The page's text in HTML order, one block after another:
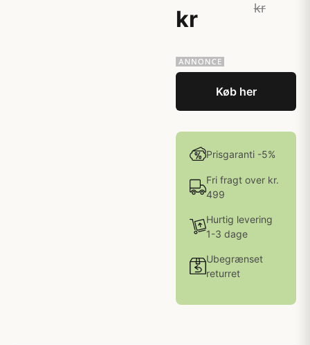
kr
kr
Køb her
Prisgaranti -5%
Fri fragt over kr.
499
Hurtig levering
1-3 dage
Ubegrænset
returret